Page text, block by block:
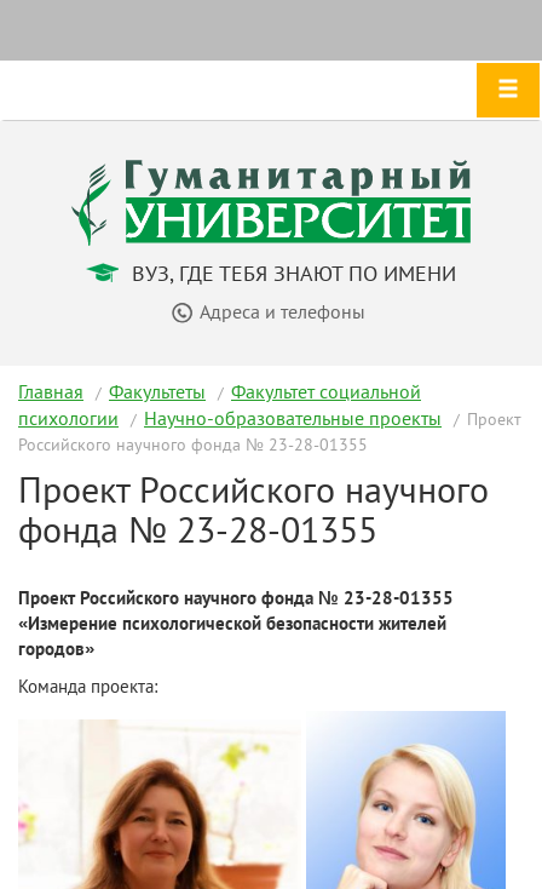
ВУЗ, ГДЕ ТЕБЯ ЗНАЮТ ПО ИМЕНИ
Адреса и телефоны
Главная Факультеты
Факультет социальной
психологии
Научно-образовательные проекты
Проект
Российского научного фонда № 23-28-01355
Проект Российского научного
фонда № 23-28-01355
Проект Российского научного фонда № 23-28-01355
«Измерение психологической безопасности жителей
городов»
Команда проекта: